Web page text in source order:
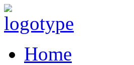
Home